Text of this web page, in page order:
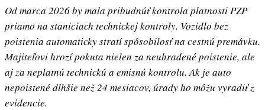
Od marca 2026 by mala pribudnúť kontrola platnosti PZP
priamo na staniciach technickej kontroly. Vozidlo bez
poistenia automaticky stratí spôsobilosť na cestnú premávku.
Majiteľovi hrozí pokuta nielen za neuhradené poistenie, ale
aj za neplatnú technickú a emisnú kontrolu. Ak je auto
nepoistené dlhšie než 24 mesiacov, úrady ho môžu vyradiť z
evidencie.